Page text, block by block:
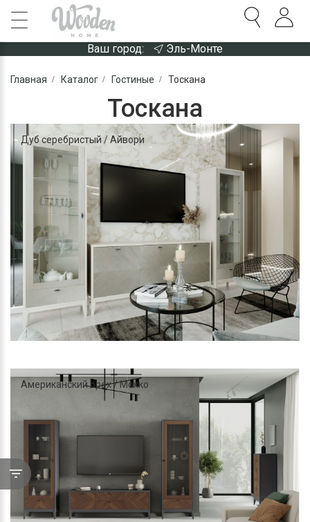
Ваш город: Эль-Монте
Главная Каталог Гостиные Тоскана
Тоскана
Дуб серебристый / Айвори
Американский орех / Мокко